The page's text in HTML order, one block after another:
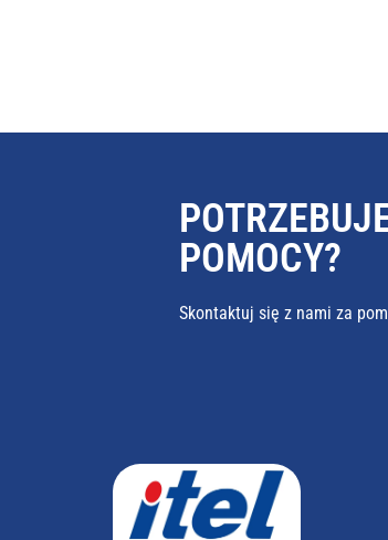
POMOCY?
Skontaktuj się z nami za